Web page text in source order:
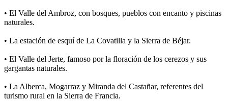
• El Valle del Ambroz, con bosques, pueblos con encanto y piscinas
naturales.
• La estación de esquí de La Covatilla y la Sierra de Béjar.
• El Valle del Jerte, famoso por la floración de los cerezos y sus
gargantas naturales.
• La Alberca, Mogarraz y Miranda del Castañar, referentes del
turismo rural en la Sierra de Francia.